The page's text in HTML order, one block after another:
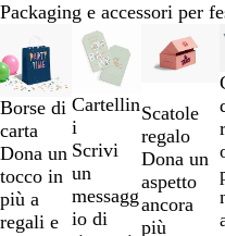
Packaging e accessori per
Borse di
carta
Dona un
tocco in
più a
regali e
Cartellin
i
Scrivi
un
messagg
io di
Scatole
regalo
Dona un
aspetto
ancora
più
Diapositiva
da
1
a
2
di
7